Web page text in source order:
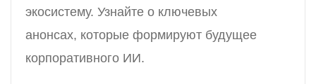
экосистему. Узнайте о ключевых
анонсах, которые формируют будущее
корпоративного ИИ.